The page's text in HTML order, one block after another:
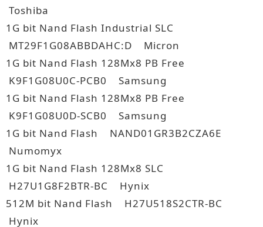
Toshiba
1G bit Nand Flash Industrial SLC
MT29F1G08ABBDAHC:D Micron
1G bit Nand Flash 128Mx8 PB Free
K9F1G08U0C-PCB0 Samsung
1G bit Nand Flash 128Mx8 PB Free
K9F1G08U0D-SCB0 Samsung
1G bit Nand Flash NAND01GR3B2CZA6E
Numomyx
1G bit Nand Flash 128Mx8 SLC
H27U1G8F2BTR-BC Hynix
512M bit Nand Flash H27U518S2CTR-BC
Hynix